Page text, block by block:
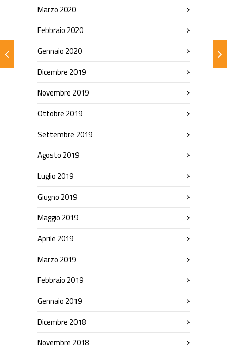
Marzo 2020
Febbraio 2020
Gennaio 2020
Dicembre 2019
Novembre 2019
Ottobre 2019
Settembre 2019
Agosto 2019
Luglio 2019
Giugno 2019
Maggio 2019
Aprile 2019
Marzo 2019
Febbraio 2019
Gennaio 2019
Dicembre 2018
Novembre 2018